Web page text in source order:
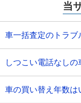
当
車一括査定のトラブ
しつこい電話なしの
車の買い替え年数は